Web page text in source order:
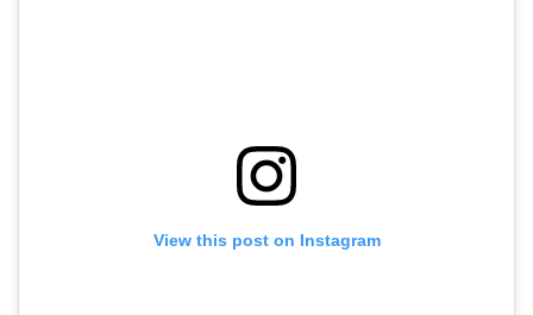
View this post on Instagram